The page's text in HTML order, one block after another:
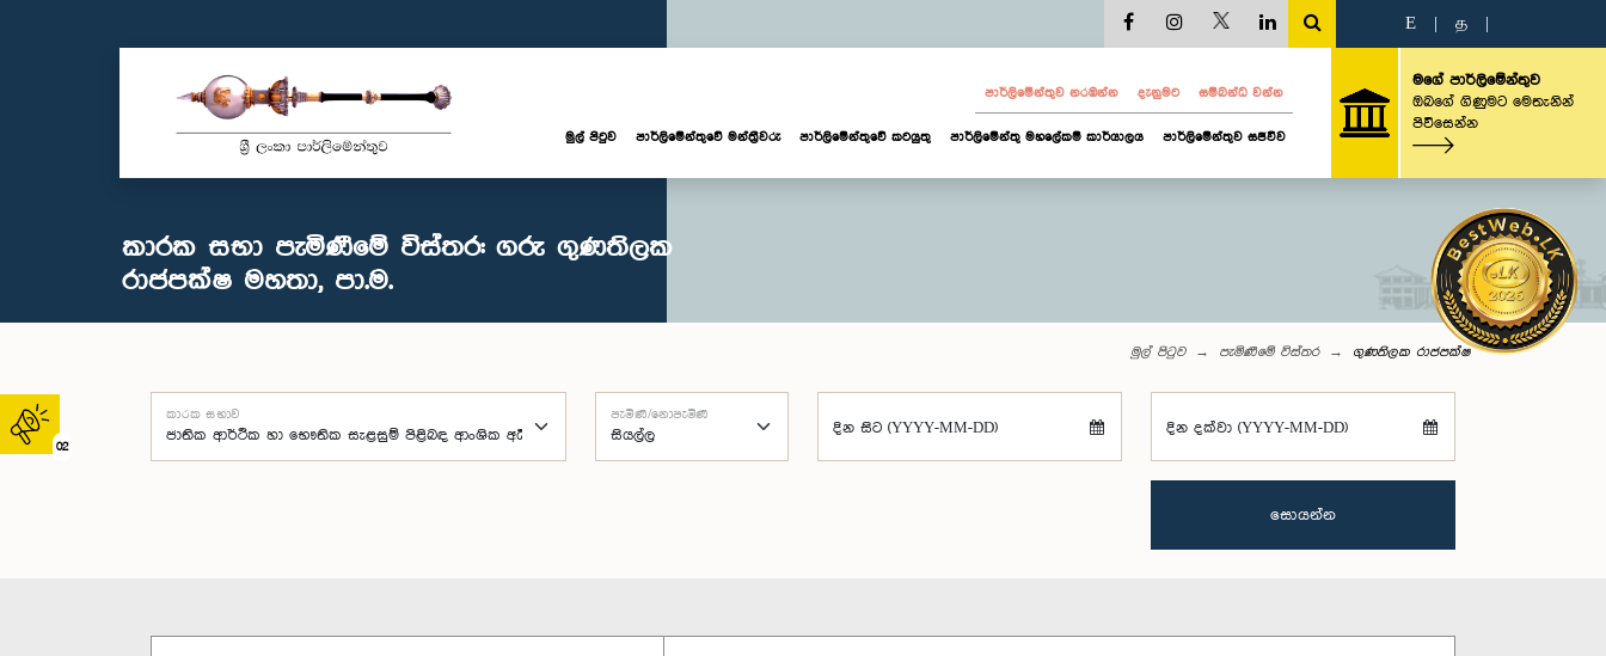
02
E த
පාර්ලි‌මේන්තුව නරඹන්න දැනුමට සම්බන්ධ වන්න
මුල් පිටුව පාර්ලි‌මේන්තුවේ මන්ත්‍රීවරු පාර්ලිමේන්තුවේ කටයුතු පාර්ලිමේන්තු මහලේකම් කාර්යාලය පාර්ලිමේන්තුව සජීවීව
මගේ පාර්ලිමේන්තුව
ඔබගේ ගිණුමට මෙතැනින්
පිවිසෙන්න
කාරක සභා පැමිණීමේ විස්තර: ගරු ගුණතිලක
රාජපක්ෂ මහතා, පා.ම.
මුල් පිටුව පැමිණීමේ විස්තර ගුණතිලක රාජපක්ෂ
කාරක සභාව පැමිණි/නොපැමිණි
දින සිට (YYYY-MM-DD) දින දක්වා (YYYY-MM-DD)
සොයන්න